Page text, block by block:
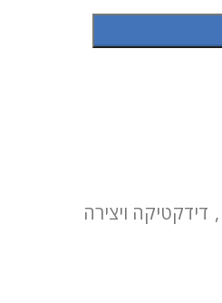
, דידקטיקה ויצירה